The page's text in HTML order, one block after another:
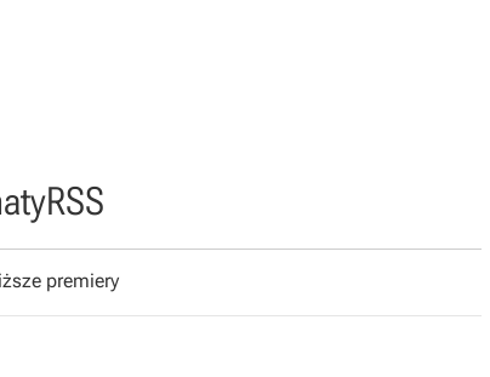
RSS
premiery